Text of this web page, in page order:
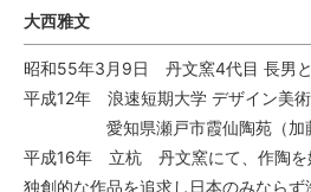
大西雅文
昭和55年3月9日 丹文窯4代目 長男
平成12年 浪速短期大学 デザイン美
愛知県瀬戸市霞仙陶苑（加藤
平成16年 立杭 丹文窯にて、作陶を
独創的な作品を追求し日本のみなら